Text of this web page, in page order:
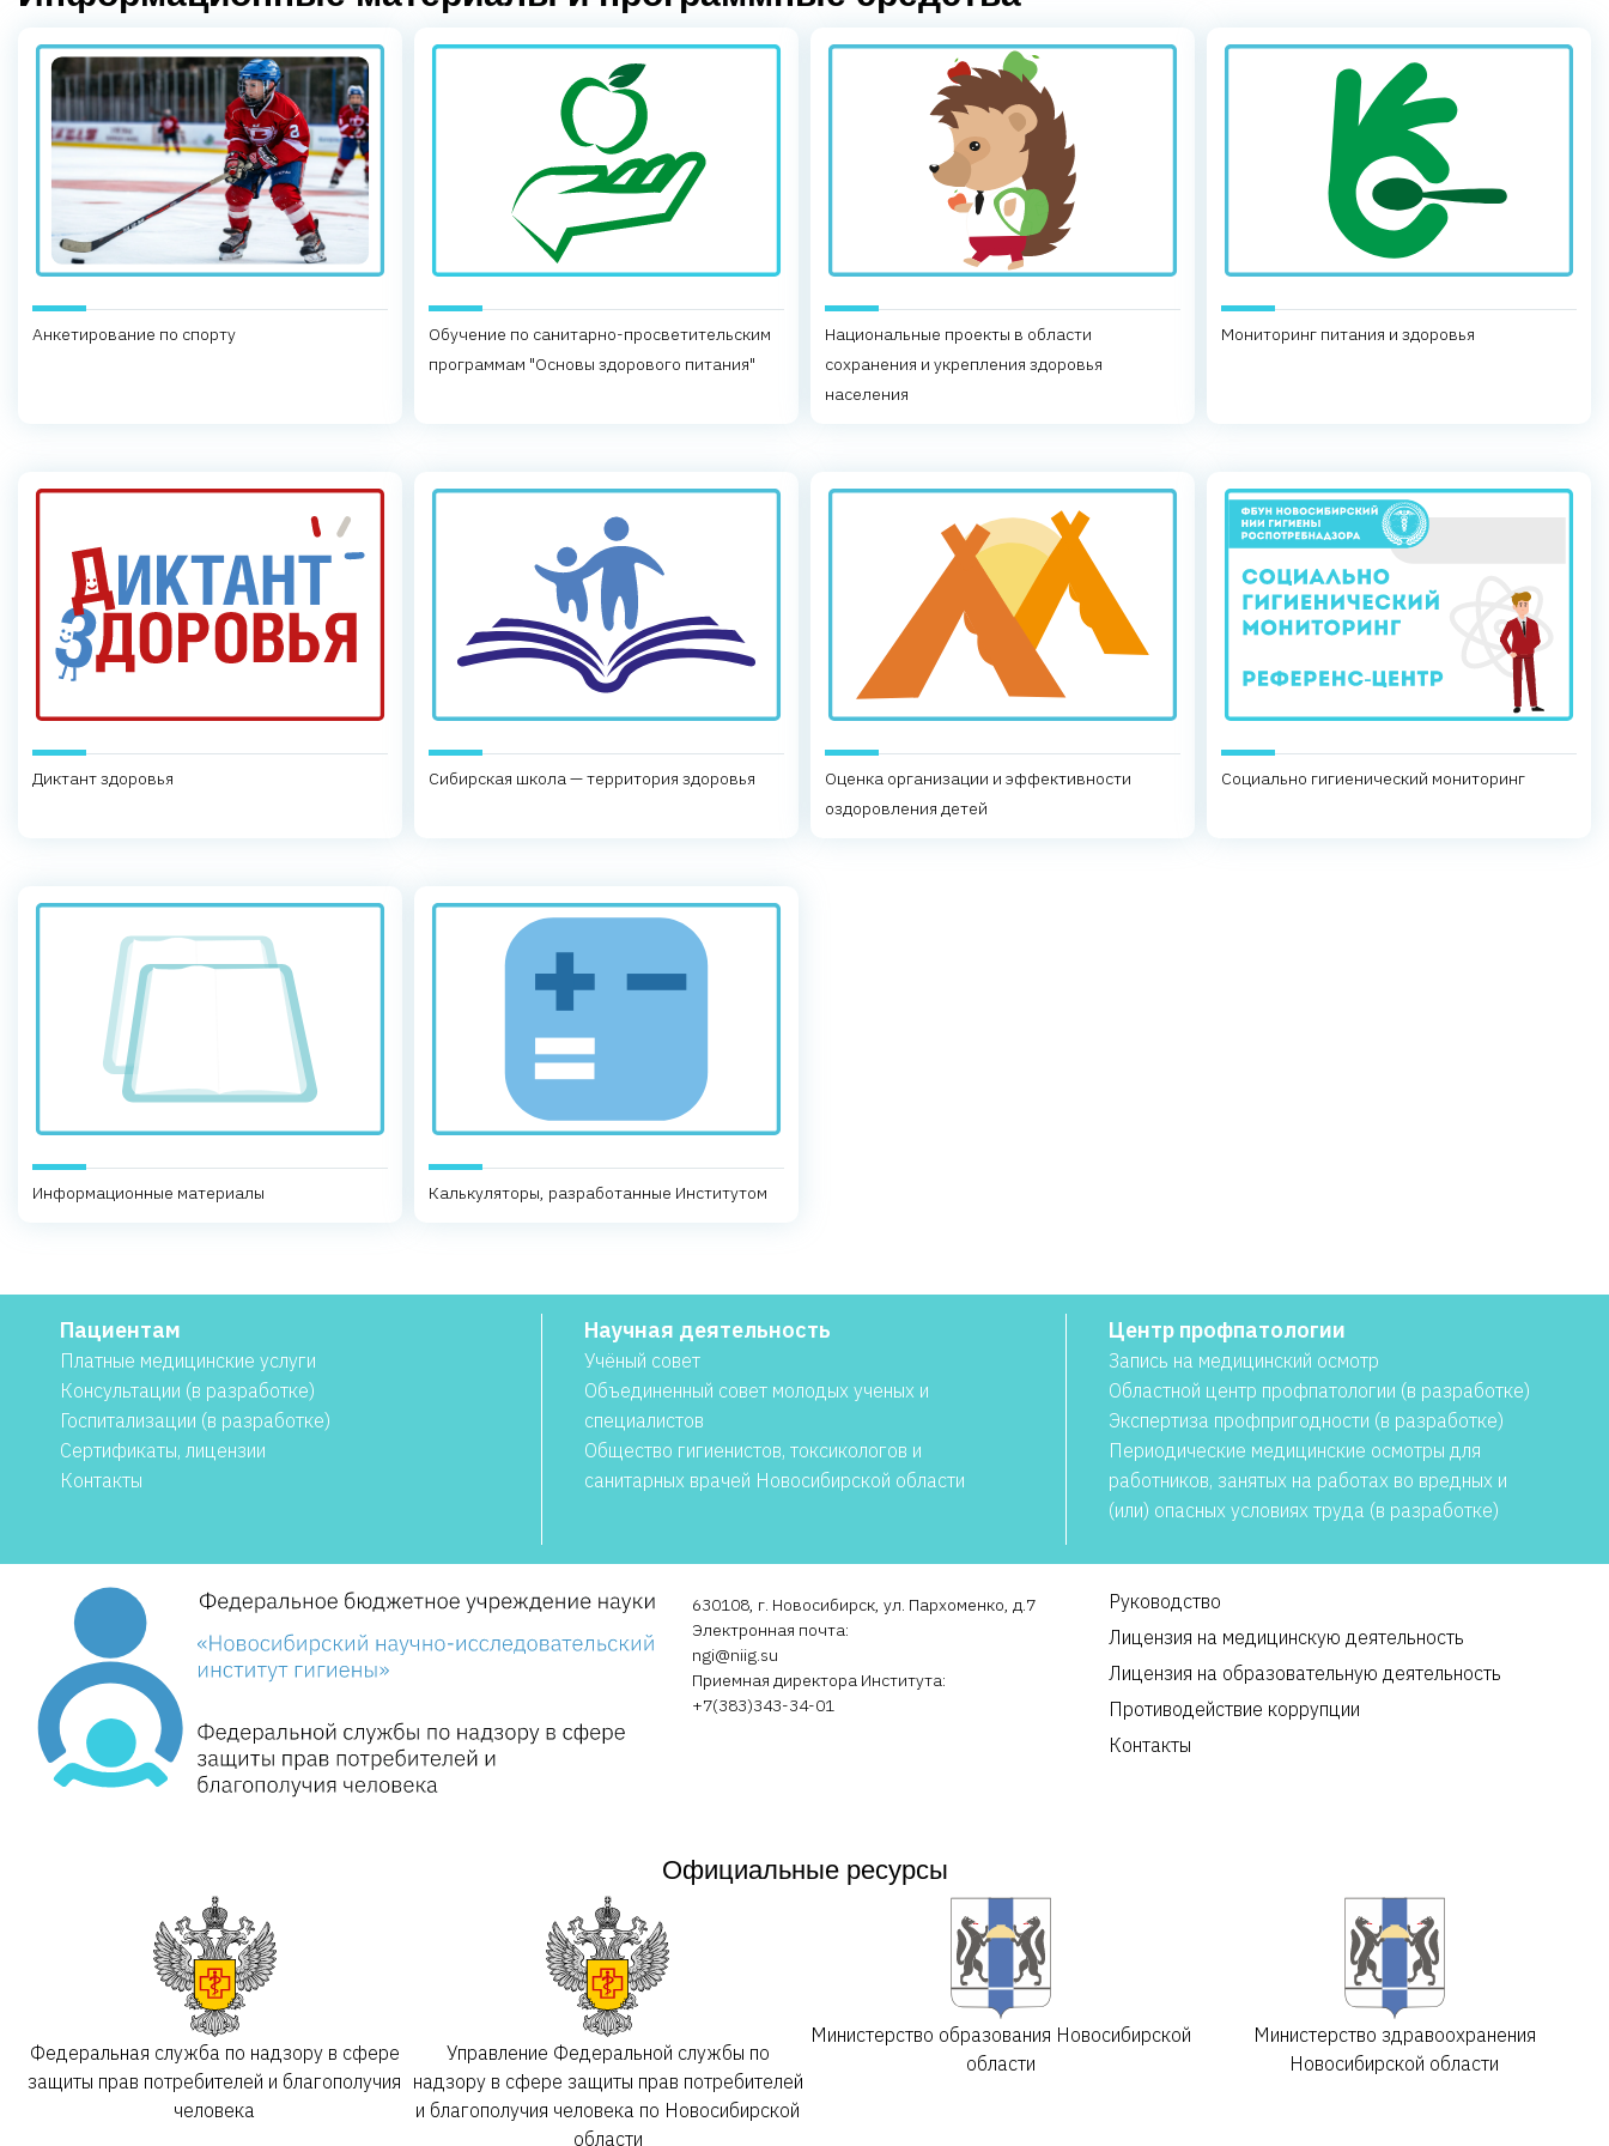
Анкетирование по спорту
Обучение по санитарно-просветительским
программам "Основы здорового питания"
Национальные проекты в области
сохранения и укрепления здоровья
населения
Мониторинг питания и здоровья
Диктант здоровья Сибирская школа — территория здоровья
Оценка организации и эффективности
оздоровления детей
Социально гигиенический мониторинг
Информационные материалы Калькуляторы, разработанные Институтом
Пациентам
Платные медицинские услуги
Консультации (в разработке)
Госпитализации (в разработке)
Сертификаты, лицензии
Контакты
Научная деятельность
Учёный совет
Объединенный совет молодых ученых и
специалистов
Общество гигиенистов, токсикологов и
санитарных врачей Новосибирской области
Центр профпатологии
Запись на медицинский осмотр
Областной центр профпатологии (в разработке)
Экспертиза профпригодности (в разработке)
Периодические медицинские осмотры для
работников, занятых на работах во вредных и
(или) опасных условиях труда (в разработке)
630108, г. Новосибирск, ул. Пархоменко, д.7
Электронная почта:
ngi@niig.su
Приемная директора Института:
+7(383)343-34-01
Руководство
Лицензия на медицинскую деятельность
Лицензия на образовательную деятельность
Противодействие коррупции
Контакты
Официальные ресурсы
Федеральная служба по надзору в сфере
защиты прав потребителей и благополучия
человека
Управление Федеральной службы по
надзору в сфере защиты прав потребителей
и благополучия человека по Новосибирской
области
Министерство образования Новосибирской
области
Министерство здравоохранения
Новосибирской области